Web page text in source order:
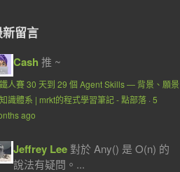
新留言
Cash 推 ~
人賽 30 天到 29 個 Agent Skills — 背景、願景
識體系 | mrkt的程式學習筆記 - 點部落 · 5
ago
Jeffrey Lee對於 Any() 是 O(n) 的
說法有疑問。...